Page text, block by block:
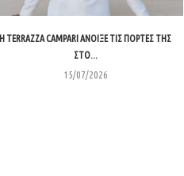
Η TERRAZZA CAMPARI ΆΝΟΙΞΕ ΤΙΣ ΠΌΡΤΕΣ ΤΗΣ
ΣΤΟ...
15/07/2026